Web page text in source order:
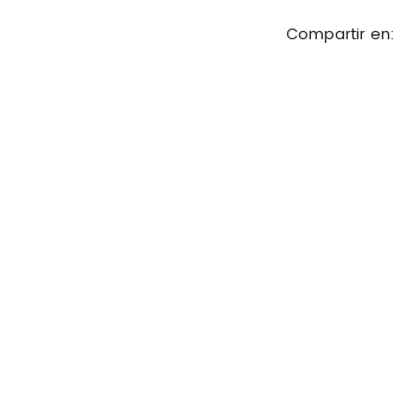
Compartir en: